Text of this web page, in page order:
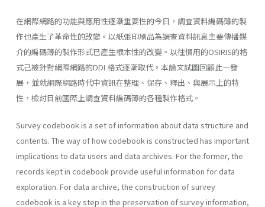
在網際網路的功能與應用性逐漸重要性的今日，調查資料編碼簿的製
作也產生了革命性的改變。以紙張印刷品為調查資料訊息主要傳播媒
介的編碼簿的製作形式已產生根本性的改變。以往慣用的OSIRIS的格
式己被針對網際網路的DDI 格式逐漸取代。本論文試圖回顧此一發
展，並就網際網路時代中資訊在整理、保存、釋出、與展示上的特
性，檢討目前國際上調查資料編碼簿的各種製作格式。
Survey codebook is a set of information about data structure and
contents. The way of how codebook is constructed has important
implications to data users and data archives. For the former, the
records kept in codebook provide useful information for data
exploration. For data archive, the construction of survey
codebook is a key step in the preservation of survey information,